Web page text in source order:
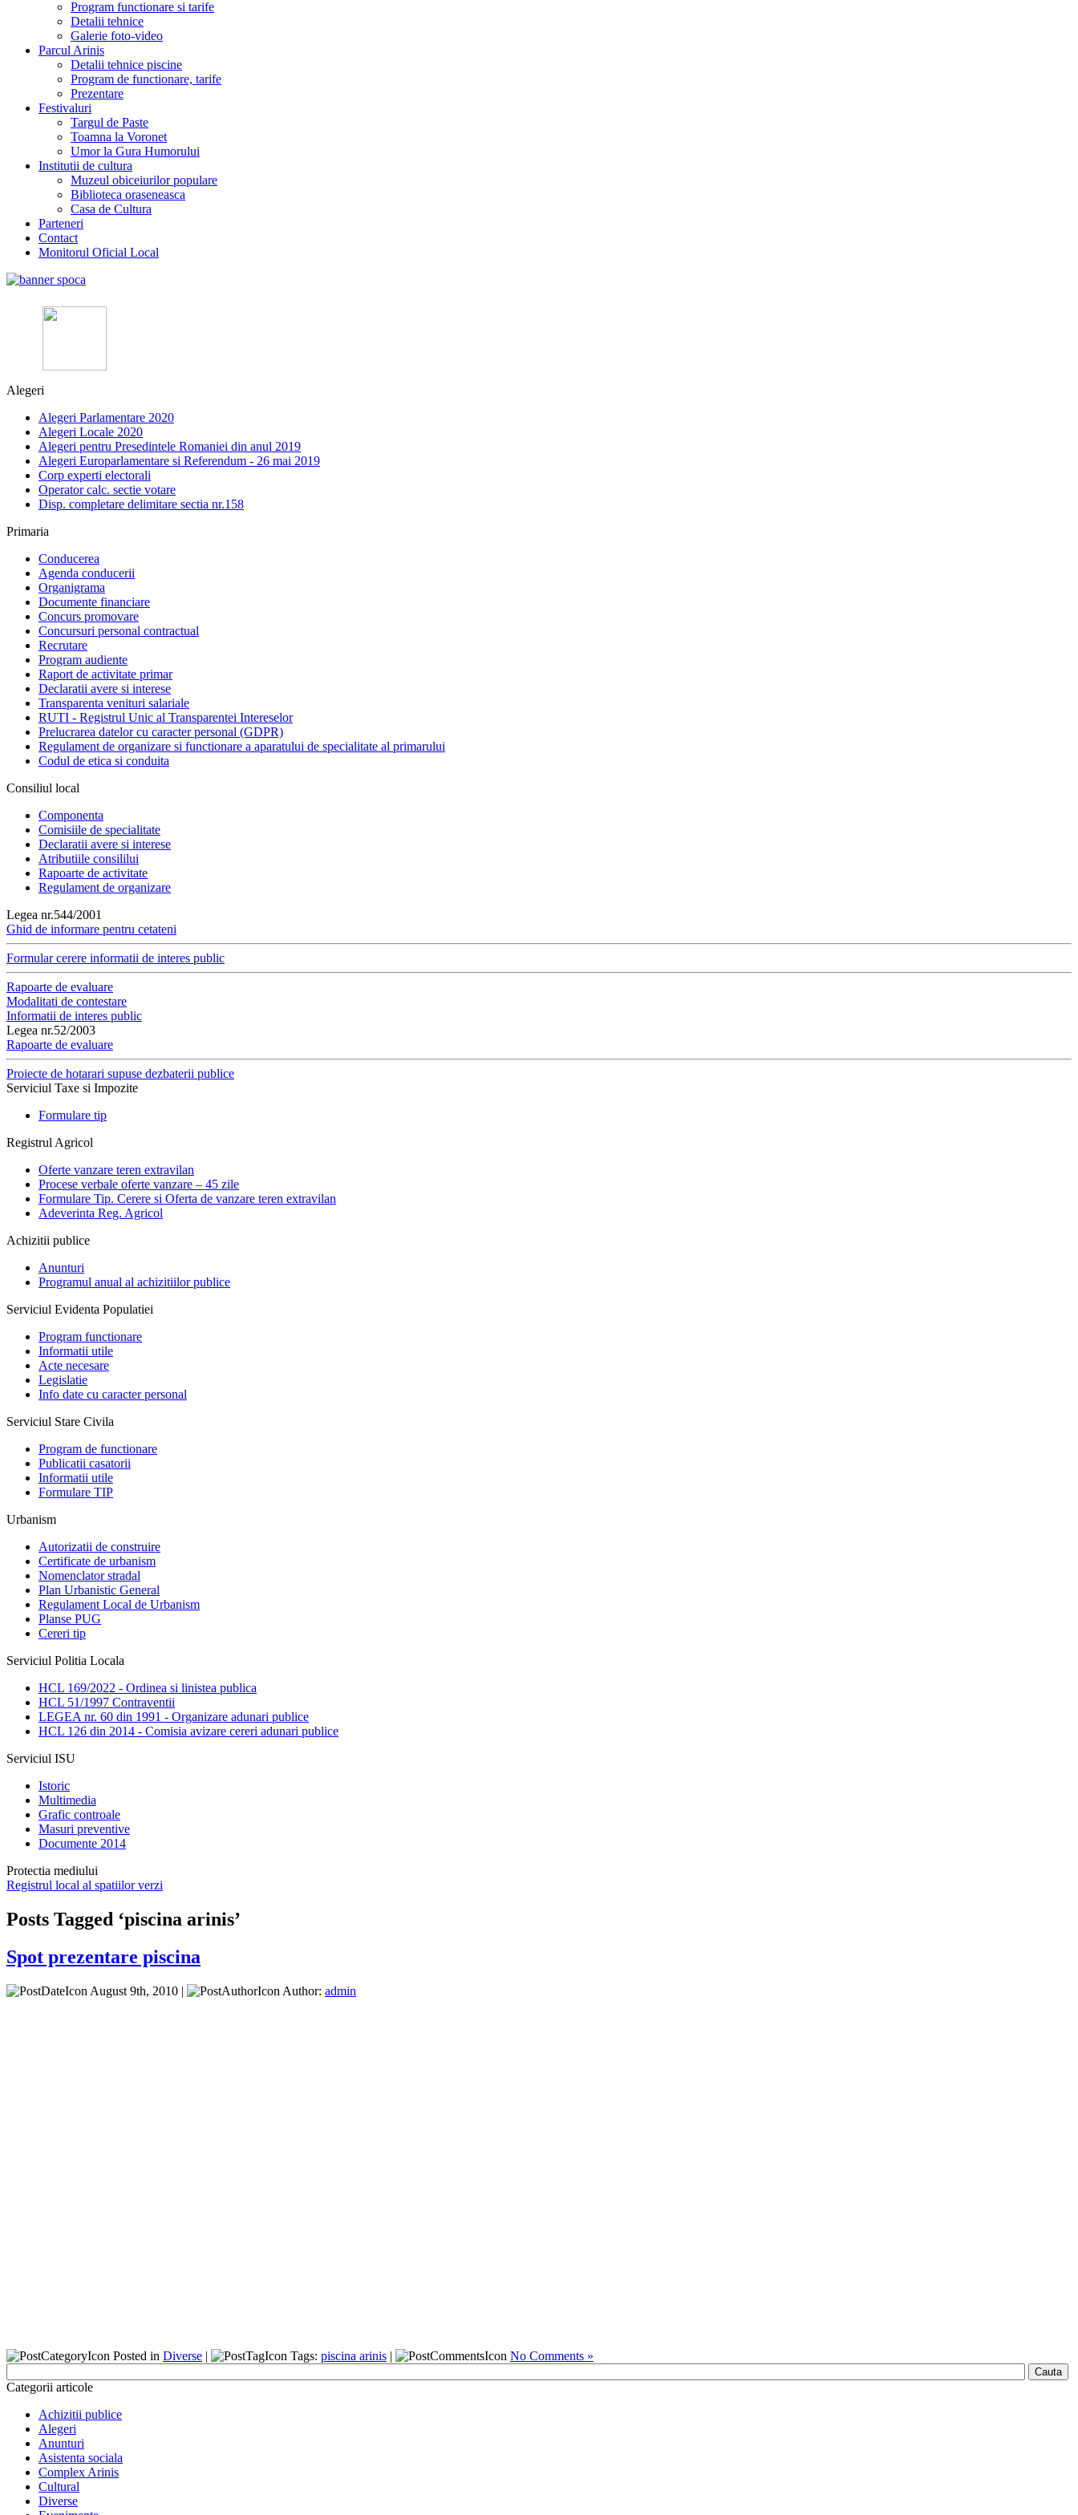
Program functionare si tarife
Detalii tehnice
Galerie foto-video
Parcul Arinis
Detalii tehnice piscine
Program de functionare, tarife
Prezentare
Festivaluri
Targul de Paste
Toamna la Voronet
Umor la Gura Humorului
Institutii de cultura
Muzeul obiceiurilor populare
Biblioteca oraseneasca
Casa de Cultura
Parteneri
Contact
Monitorul Oficial Local
Alegeri
Alegeri Parlamentare 2020
Alegeri Locale 2020
Alegeri pentru Presedintele Romaniei din anul 2019
Alegeri Europarlamentare si Referendum - 26 mai 2019
Corp experti electorali
Operator calc. sectie votare
Disp. completare delimitare sectia nr.158
Primaria
Conducerea
Agenda conducerii
Organigrama
Documente financiare
Concurs promovare
Concursuri personal contractual
Recrutare
Program audiente
Raport de activitate primar
Declaratii avere si interese
Transparenta venituri salariale
RUTI - Registrul Unic al Transparentei Intereselor
Prelucrarea datelor cu caracter personal (GDPR)
Regulament de organizare si functionare a aparatului de specialitate al primarului
Codul de etica si conduita
Consiliul local
Componenta
Comisiile de specialitate
Declaratii avere si interese
Atributiile consililui
Rapoarte de activitate
Regulament de organizare
Legea nr.544/2001
Ghid de informare pentru cetateni
Formular cerere informatii de interes public
Rapoarte de evaluare
Modalitati de contestare
Informatii de interes public
Legea nr.52/2003
Rapoarte de evaluare
Proiecte de hotarari supuse dezbaterii publice
Serviciul Taxe si Impozite
Formulare tip
Registrul Agricol
Oferte vanzare teren extravilan
Procese verbale oferte vanzare – 45 zile
Formulare Tip. Cerere si Oferta de vanzare teren extravilan
Adeverinta Reg. Agricol
Achizitii publice
Anunturi
Programul anual al achizitiilor publice
Serviciul Evidenta Populatiei
Program functionare
Informatii utile
Acte necesare
Legislatie
Info date cu caracter personal
Serviciul Stare Civila
Program de functionare
Publicatii casatorii
Informatii utile
Formulare TIP
Urbanism
Autorizatii de construire
Certificate de urbanism
Nomenclator stradal
Plan Urbanistic General
Regulament Local de Urbanism
Planse PUG
Cereri tip
Serviciul Politia Locala
HCL 169/2022 - Ordinea si linistea publica
HCL 51/1997 Contraventii
LEGEA nr. 60 din 1991 - Organizare adunari publice
HCL 126 din 2014 - Comisia avizare cereri adunari publice
Serviciul ISU
Istoric
Multimedia
Grafic controale
Masuri preventive
Documente 2014
Protectia mediului
Registrul local al spatiilor verzi
Posts Tagged ‘piscina arinis’
Spot prezentare piscina
August 9th, 2010 | Author: admin
Posted in Diverse | Tags: piscina arinis | No Comments »
Cauta
Categorii articole
Achizitii publice
Alegeri
Anunturi
Asistenta sociala
Complex Arinis
Cultural
Diverse